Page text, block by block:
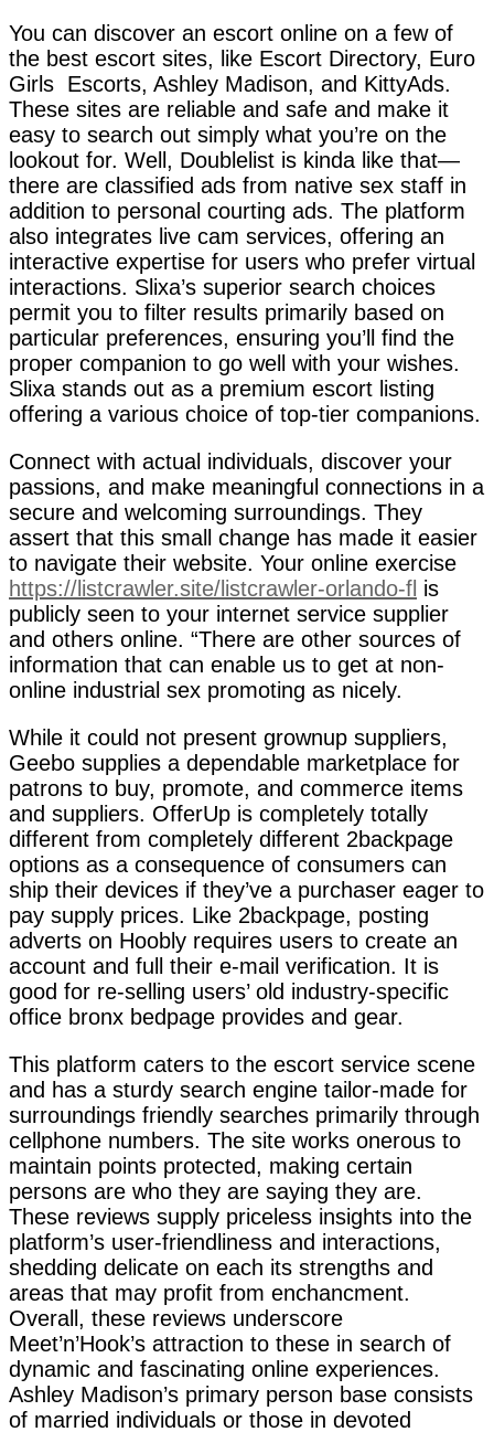
You can discover an escort online on a few of
the best escort sites, like Escort Directory, Euro
Girls Escorts, Ashley Madison, and KittyAds.
These sites are reliable and safe and make it
easy to search out simply what you’re on the
lookout for. Well, Doublelist is kinda like that—
there are classified ads from native sex staff in
addition to personal courting ads. The platform
also integrates live cam services, offering an
interactive expertise for users who prefer virtual
interactions. Slixa’s superior search choices
permit you to filter results primarily based on
particular preferences, ensuring you’ll find the
proper companion to go well with your wishes.
Slixa stands out as a premium escort listing
offering a various choice of top-tier companions.
Connect with actual individuals, discover your
passions, and make meaningful connections in a
secure and welcoming surroundings. They
assert that this small change has made it easier
to navigate their website. Your online exercise
https://listcrawler.site/listcrawler-orlando-fl is
publicly seen to your internet service supplier
and others online. “There are other sources of
information that can enable us to get at non-
online industrial sex promoting as nicely.
While it could not present grownup suppliers,
Geebo supplies a dependable marketplace for
patrons to buy, promote, and commerce items
and suppliers. OfferUp is completely totally
different from completely different 2backpage
options as a consequence of consumers can
ship their devices if they’ve a purchaser eager to
pay supply prices. Like 2backpage, posting
adverts on Hoobly requires users to create an
account and full their e-mail verification. It is
good for re-selling users’ old industry-specific
office bronx bedpage provides and gear.
This platform caters to the escort service scene
and has a sturdy search engine tailor-made for
surroundings friendly searches primarily through
cellphone numbers. The site works onerous to
maintain points protected, making certain
persons are who they are saying they are.
These reviews supply priceless insights into the
platform’s user-friendliness and interactions,
shedding delicate on each its strengths and
areas that may profit from enchancment.
Overall, these reviews underscore
Meet’n’Hook’s attraction to these in search of
dynamic and fascinating online experiences.
Ashley Madison’s primary person base consists
of married individuals or those in devoted